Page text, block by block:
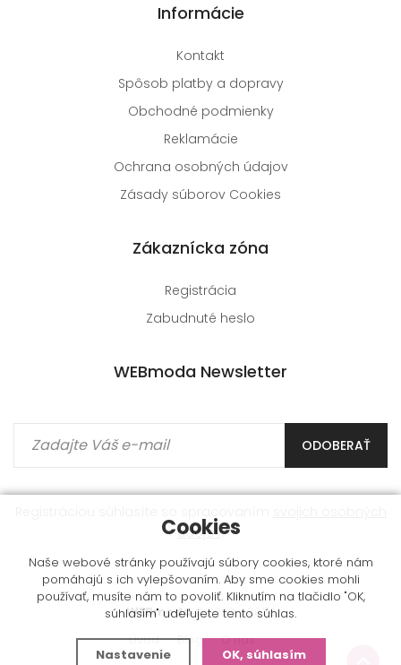
Informácie
Kontakt
Spôsob platby a dopravy
Obchodné podmienky
Reklamácie
Ochrana osobných údajov
Zásady súborov Cookies
Zákaznícka zóna
Registrácia
Zabudnuté heslo
WEBmoda Newsletter
ODOBERAŤ
údajov.
WEBmoda© 2009 - 2026
Úvod
Blog O nás
Cookies
Naše webové stránky používajú súbory cookies, ktoré nám
pomáhajú s ich vylepšovaním. Aby sme cookies mohli
používať, musíte nám to povoliť. Kliknutím na tlačidlo "OK,
súhlasím" udeľujete tento súhlas.
Nastavenie OK, súhlasím